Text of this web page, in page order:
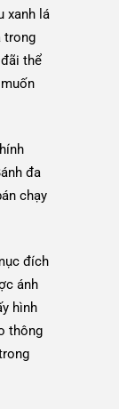
xanh lá
trong
thể
đa
chạy
đích
ánh
hình
thông